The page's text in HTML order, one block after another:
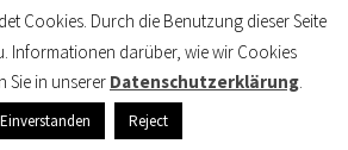
— Made with love in Cologne — Das
Juergen Jotzo / pixelio.de
Cookies. Durch die Benutzung dieser Seite
Informationen darüber, wie wir Cookies
Sie in unserer Datenschutzerklärung.
Einverstanden Reject